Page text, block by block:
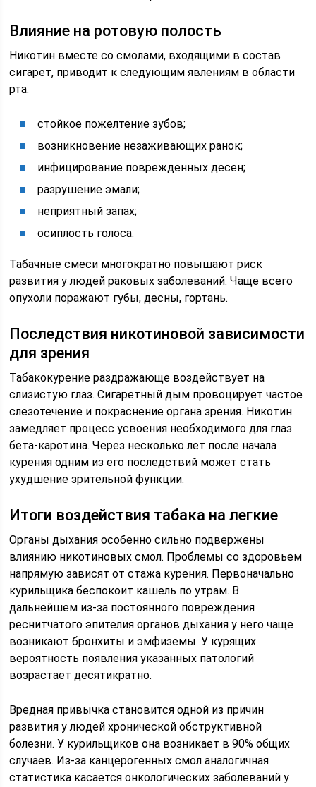
Влияние на ротовую полость
Никотин вместе со смолами, входящими в состав
сигарет, приводит к следующим явлениям в области
рта:
стойкое пожелтение зубов;
возникновение незаживающих ранок;
инфицирование поврежденных десен;
разрушение эмали;
неприятный запах;
осиплость голоса.
Табачные смеси многократно повышают риск
развития у людей раковых заболеваний. Чаще всего
опухоли поражают губы, десны, гортань.
Последствия никотиновой зависимости
для зрения
Табакокурение раздражающе воздействует на
слизистую глаз. Сигаретный дым провоцирует частое
слезотечение и покраснение органа зрения. Никотин
замедляет процесс усвоения необходимого для глаз
бета-каротина. Через несколько лет после начала
курения одним из его последствий может стать
ухудшение зрительной функции.
Итоги воздействия табака на легкие
Органы дыхания особенно сильно подвержены
влиянию никотиновых смол. Проблемы со здоровьем
напрямую зависят от стажа курения. Первоначально
курильщика беспокоит кашель по утрам. В
дальнейшем из-за постоянного повреждения
реснитчатого эпителия органов дыхания у него чаще
возникают бронхиты и эмфиземы. У курящих
вероятность появления указанных патологий
возрастает десятикратно.
Вредная привычка становится одной из причин
развития у людей хронической обструктивной
болезни. У курильщиков она возникает в 90% общих
случаев. Из-за канцерогенных смол аналогичная
статистика касается онкологических заболеваний у